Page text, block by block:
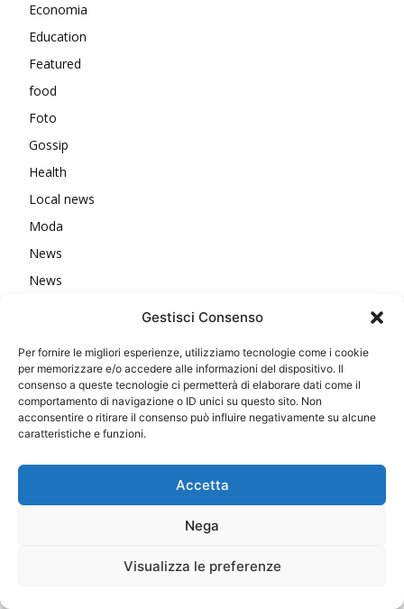
Gestisci Consenso
Per fornire le migliori esperienze, utilizziamo tecnologie come i cookie
per memorizzare e/o accedere alle informazioni del dispositivo. Il
consenso a queste tecnologie ci permetterà di elaborare dati come il
comportamento di navigazione o ID unici su questo sito. Non
acconsentire o ritirare il consenso può influire negativamente su alcune
caratteristiche e funzioni.
Accetta
Nega
Visualizza le preferenze
Economia
Education
Featured
food
Foto
Gossip
Health
Local news
Moda
News
News
Primo Piano
Salute
Senti chi parla
Spettacoli
sport